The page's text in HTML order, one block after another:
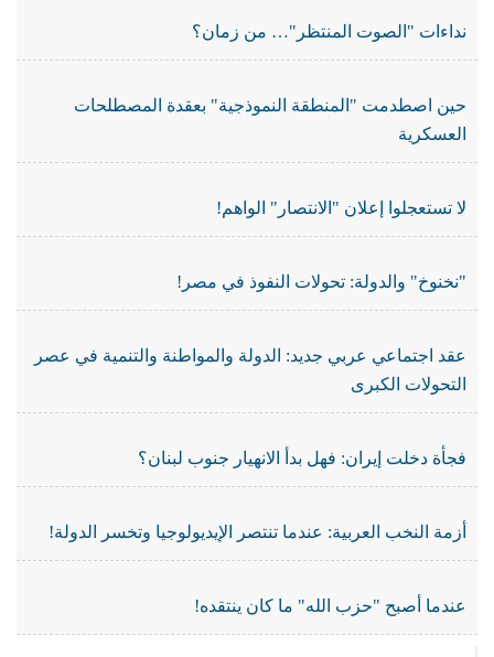
نداءات "الصوت المنتظر"… من زمان؟
حين اصطدمت "المنطقة النموذجية" بعقدة المصطلحات
العسكرية
لا تستعجلوا إعلان "الانتصار" الواهم!
"نخنوخ" والدولة: تحولات النفوذ في مصر!
عقد اجتماعي عربي جديد: الدولة والمواطنة والتنمية في عصر
التحولات الكبرى
فجأة دخلت إيران: فهل بدأ الانهيار جنوب لبنان؟
أزمة النخب العربية: عندما تنتصر الإيديولوجيا وتخسر الدولة!
عندما أصبح "حزب الله" ما كان ينتقده!